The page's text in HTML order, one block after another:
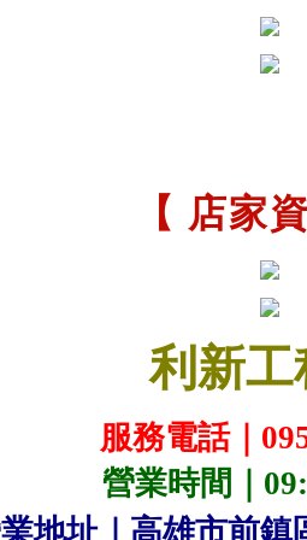
【 店家
利新工
服務電話｜
營業時間｜
地址｜高雄市前鎮